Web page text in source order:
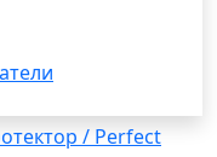
/ Perfect